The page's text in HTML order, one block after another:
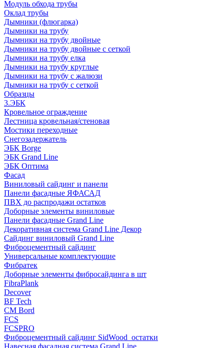
Модуль обхода трубы
Оклад трубы
Дымники (флюгарка)
Дымники на трубу
Дымники на трубу двoйные
Дымники на трубу двoйные с сеткой
Дымники на трубу елка
Дымники на трубу круглые
Дымники на трубу с жалюзи
Дымники на трубу с сеткой
Образцы
3.ЭБК
Кровельное ограждение
Лестница кровельная/стеновая
Мостики переходные
Снегозадержатель
ЭБК Borge
ЭБК Grand Line
ЭБК Оптима
Фасад
Виниловый сайдинг и панели
Панели фасадные ЯФАСАД
ПВХ до распродажи остатков
Доборные элементы виниловые
Панели фасадные Grand Line
Декоративная система Grand Line Декор
Сайдинг виниловый Grand Line
Фиброцементный сайдинг
Универсальные комплектующие
Фибратек
Доборные элементы фибросайдинга в шт
FibraPlank
Decover
BF Tech
CM Bord
FCS
FCSPRO
Фиброцементный сайдинг SidWood_остатки
Навесная фасадная система Grand Line